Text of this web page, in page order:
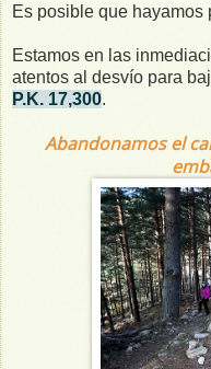
Es posible que hayamos
Estamos en las
atentos al desvío para
P.K. 17,300.
Abandonamos el